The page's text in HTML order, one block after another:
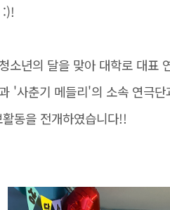
:)!
소년의 달을 맞아 대학로 대표
'사춘기 메들리'의 소속 연극단
동을 전개하였습니다!!